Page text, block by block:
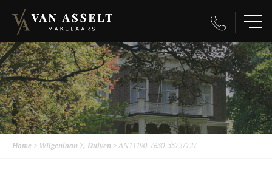
Home > Wilgenlaan 7, Duiven >AN11190-7630-55727727